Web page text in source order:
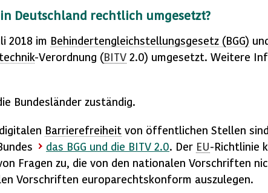
Deutschland rechtlich umgesetzt?
2018 im Behindertengleichstellungsgesetz (BGG)
-Verordnung (BITV 2.0) umgesetzt. Weitere
Bundesländer zuständig.
Barrierefreiheit von öffentlichen Stellen
das BGG und die BITV 2.0. Der EU-Richtlinie
Fragen zu, die von den nationalen Vorschriften
Vorschriften europarechtskonform auszulegen.